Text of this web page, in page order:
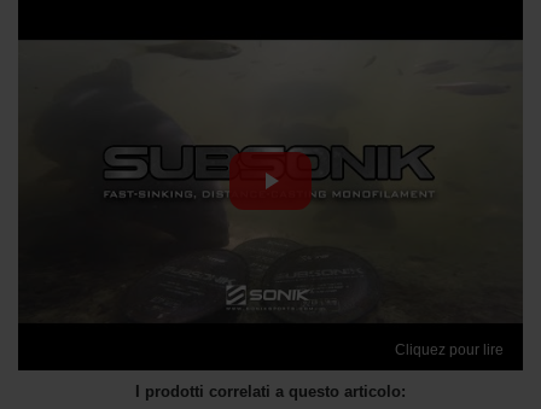
Cliquez pour lire
I prodotti correlati a questo articolo: